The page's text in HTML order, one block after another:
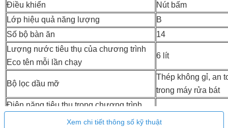
Điều khiển
Nút bấm
Lớp hiệu quả năng lượng
B
Số bộ bàn ăn
14
Lượng nước tiêu thụ của chương trình
Eco tên mỗi lần chạy
6 lít
Bộ lọc dầu mỡ
Thép không gỉ, an
trong máy rửa bát
Điện năng tiêu thụ trong chương trình
0.74 kWh
Xem chi tiết thông số kỹ thuật